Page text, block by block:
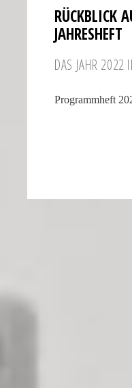
RÜCKBLICK
JAHRESHEFT
DAS JAHR 2022
Programmheft